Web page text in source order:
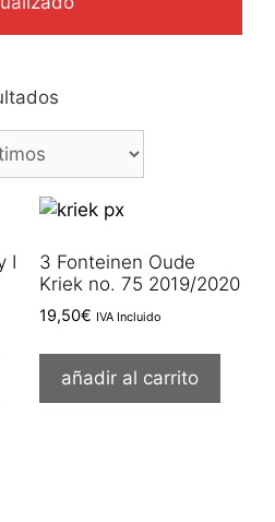
últimos
I
3 Fonteinen Oude
Kriek no. 75 2019/2020
19,50€ IVA Incluido
añadir al carrito